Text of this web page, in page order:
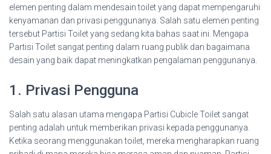
elemen penting dalam mendesain toilet yang dapat mempengaruhi
kenyamanan dan privasi penggunanya. Salah satu elemen penting
tersebut Partisi Toilet yang sedang kita bahas saat ini. Mengapa
Partisi Toilet sangat penting dalam ruang publik dan bagaimana
desain yang baik dapat meningkatkan pengalaman penggunanya.
1. Privasi Pengguna
Salah satu alasan utama mengapa Partisi Cubicle Toilet sangat
penting adalah untuk memberikan privasi kepada penggunanya.
Ketika seorang menggunakan toilet, mereka mengharapkan ruang